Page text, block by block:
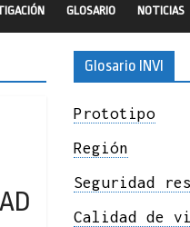
GLOSARIO NOTICIAS
Glosario INVI
Prototipo
Región
Seguridad
Calidad de